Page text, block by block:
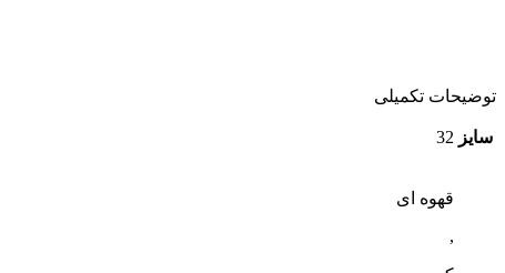
توضیحات تکمیلی
سایز 32
قهوه ای
,